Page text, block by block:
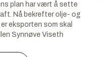
plan har vært å sette
Nå bekrefter olje- og
eksporten som skal
Synnøve Viseth